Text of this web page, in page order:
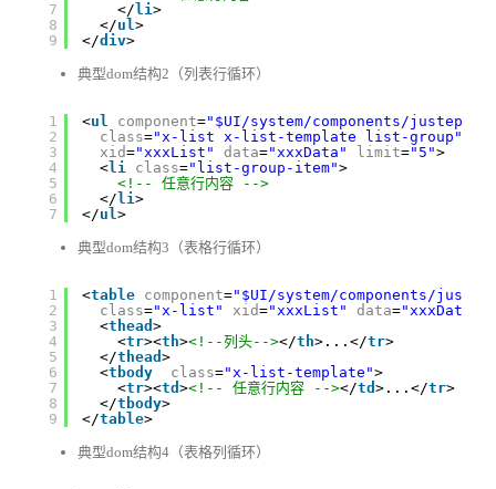
7
8
9
</li >
</ul >
</div>
典型dom结构2（列表行循环）
1
2
3
4
5
6
7
<ul component="$UI/system/components/
class="x-list x-list-template list-group"
xid="xxxList" data="xxxData" limit="5">
<li class="list-group-item">
<!-- 任意行内容 -->
</li >
</ul >
典型dom结构3（表格行循环）
1
2
3
4
5
6
7
8
9
<table component="$UI/system/components/
class="x-list" xid="xxxList" data="xxxData"
<thead >
<tr><th><!--列头--></th>...</tr>
</thead >
<tbody class="x-list-template">
<tr><td ><!-- 任意行内容 --></td >...</tr>
</tbody>
</table>
典型dom结构4（表格列循环）